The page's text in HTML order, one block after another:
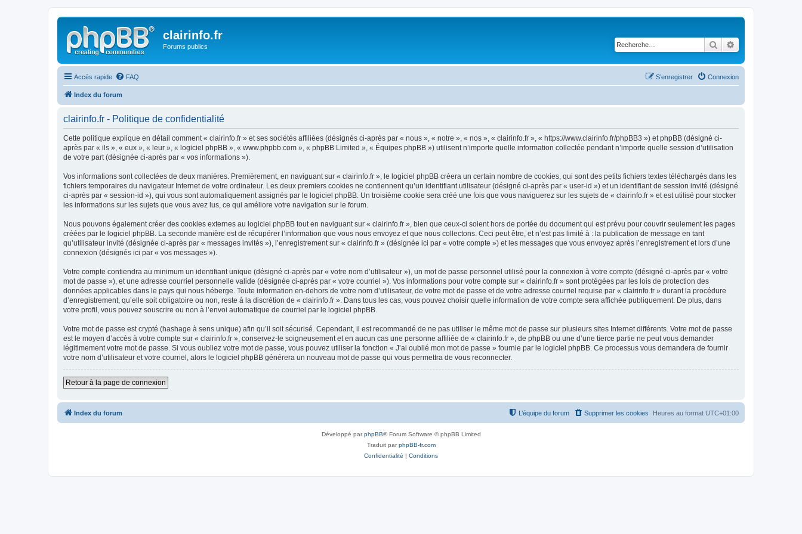
clairinfo.fr
Forums publics Rechercher
Accès rapide FAQ Connexion
S’enregistrer
Index du forum
clairinfo.fr - Politique de confidentialité
Cette politique explique en détail comment « clairinfo.fr » et ses sociétés affiliées (désignés ci-après par « nous », « notre », « nos », « clairinfo.fr », « https://www.clairinfo.fr/phpBB3 ») et phpBB (désigné ci-
après par « ils », « eux », « leur », « logiciel phpBB », « www.phpbb.com », « phpBB Limited », « Équipes phpBB ») utilisent n’importe quelle information collectée pendant n’importe quelle session d’utilisation
de votre part (désignée ci-après par « vos informations »).
Vos informations sont collectées de deux manières. Premièrement, en naviguant sur « clairinfo.fr », le logiciel phpBB créera un certain nombre de cookies, qui sont des petits fichiers textes téléchargés dans les
fichiers temporaires du navigateur Internet de votre ordinateur. Les deux premiers cookies ne contiennent qu’un identifiant utilisateur (désigné ci-après par « user-id ») et un identifiant de session invité (désigné
ci-après par « session-id »), qui vous sont automatiquement assignés par le logiciel phpBB. Un troisième cookie sera créé une fois que vous naviguerez sur les sujets de « clairinfo.fr » et est utilisé pour stocker
les informations sur les sujets que vous avez lus, ce qui améliore votre navigation sur le forum.
Nous pouvons également créer des cookies externes au logiciel phpBB tout en naviguant sur « clairinfo.fr », bien que ceux-ci soient hors de portée du document qui est prévu pour couvrir seulement les pages
créées par le logiciel phpBB. La seconde manière est de récupérer l’information que vous nous envoyez et que nous collectons. Ceci peut être, et n’est pas limité à : la publication de message en tant
qu’utilisateur invité (désignée ci-après par « messages invités »), l’enregistrement sur « clairinfo.fr » (désignée ici par « votre compte ») et les messages que vous envoyez après l’enregistrement et lors d’une
connexion (désignés ici par « vos messages »).
Votre compte contiendra au minimum un identifiant unique (désigné ci-après par « votre nom d’utilisateur »), un mot de passe personnel utilisé pour la connexion à votre compte (désigné ci-après par « votre
mot de passe »), et une adresse courriel personnelle valide (désignée ci-après par « votre courriel »). Vos informations pour votre compte sur « clairinfo.fr » sont protégées par les lois de protection des
données applicables dans le pays qui nous héberge. Toute information en-dehors de votre nom d’utilisateur, de votre mot de passe et de votre adresse courriel requise par « clairinfo.fr » durant la procédure
d’enregistrement, qu’elle soit obligatoire ou non, reste à la discrétion de « clairinfo.fr ». Dans tous les cas, vous pouvez choisir quelle information de votre compte sera affichée publiquement. De plus, dans
votre profil, vous pouvez souscrire ou non à l’envoi automatique de courriel par le logiciel phpBB.
Votre mot de passe est crypté (hashage à sens unique) afin qu’il soit sécurisé. Cependant, il est recommandé de ne pas utiliser le même mot de passe sur plusieurs sites Internet différents. Votre mot de passe
est le moyen d’accès à votre compte sur « clairinfo.fr », conservez-le soigneusement et en aucun cas une personne affiliée de « clairinfo.fr », de phpBB ou une d’une tierce partie ne peut vous demander
légitimement votre mot de passe. Si vous oubliez votre mot de passe, vous pouvez utiliser la fonction « J’ai oublié mon mot de passe » fournie par le logiciel phpBB. Ce processus vous demandera de fournir
votre nom d’utilisateur et votre courriel, alors le logiciel phpBB générera un nouveau mot de passe qui vous permettra de vous reconnecter.
Retour à la page de connexion
Index du forum Heures au format UTC+01:00
Supprimer les cookies
L’équipe du forum
Développé parphpBB® Forum Software © phpBB Limited
Traduit parphpBB-fr.com
Confidentialité | Conditions